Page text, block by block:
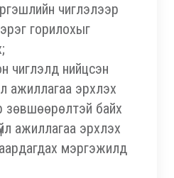
чиглэлээр
горилохыг
чиглэлд нийцсэн
ажиллагаа эрхлэх
зөвшөөрөлтэй байх
ажиллагаа эрхлэх
мэргэжилд